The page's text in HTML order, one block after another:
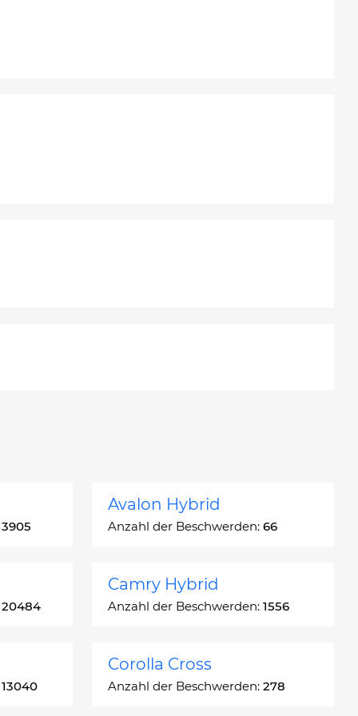
3905
Avalon Hybrid
Anzahl der Beschwerden: 66
20484
Camry Hybrid
Anzahl der Beschwerden: 1556
13040
Corolla Cross
Anzahl der Beschwerden: 278